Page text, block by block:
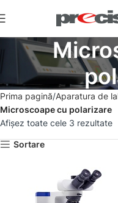
Prima pagină Aparatura de
Microscoape cu polarizare
Afișez toate cele 3 rezultate
Sortare